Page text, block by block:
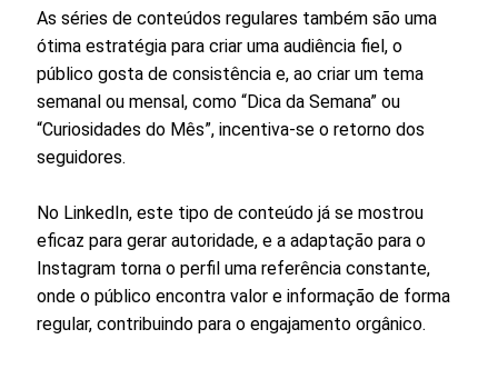
As séries de conteúdos regulares também são uma
ótima estratégia para criar uma audiência fiel, o
público gosta de consistência e, ao criar um tema
semanal ou mensal, como “Dica da Semana” ou
“Curiosidades do Mês”, incentiva-se o retorno dos
seguidores.
No LinkedIn, este tipo de conteúdo já se mostrou
eficaz para gerar autoridade, e a adaptação para o
Instagram torna o perfil uma referência constante,
onde o público encontra valor e informação de forma
regular, contribuindo para o engajamento orgânico.